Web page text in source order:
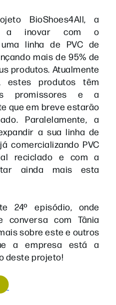
BioShoes4All, a
a inovar com o
linha de PVC de
mais de 95% de
produtos. Atualmente
produtos têm
promissores e a
que em breve estarão
Paralelamente, a
a sua linha de
comercializando PVC
reciclado e com a
ainda mais esta
24º episódio, onde
com Tânia
sobre este e outros
a empresa está a
deste projeto!